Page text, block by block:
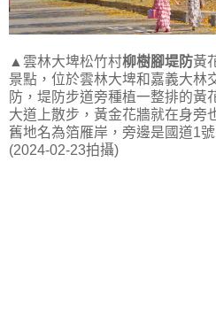
▲雲林大埤松竹村柳樹腳堤防黃
景點，位於雲林大埤和嘉義大林
防，堤防步道旁種植一整排的黃
大道上散步，黃金花牆就在身旁
舊地名為箔雁岸，旁邊是國道1
(2024-02-23拍攝)